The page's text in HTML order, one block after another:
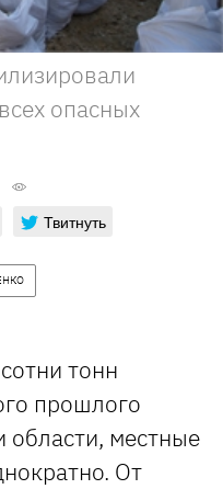
опасных
Твитнуть
тонн
прошлого
области, местные
От